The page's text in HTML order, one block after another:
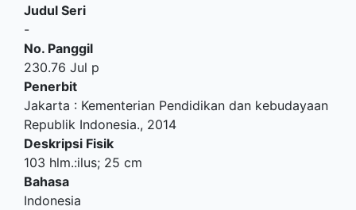
Judul Seri
-
No. Panggil
230.76 Jul p
Penerbit
Jakarta : Kementerian Pendidikan dan kebudayaan
Republik Indonesia., 2014
Deskripsi Fisik
103 hlm.:ilus; 25 cm
Bahasa
Indonesia